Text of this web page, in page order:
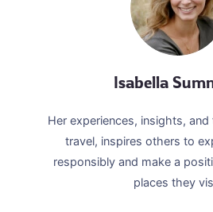
Isabella
Her experiences, insights,
travel, inspires others to
responsibly and make a
places they